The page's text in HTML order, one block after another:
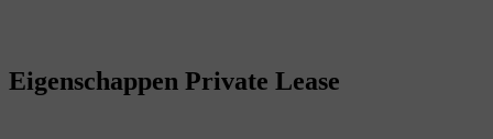
Eigenschappen Private Lease